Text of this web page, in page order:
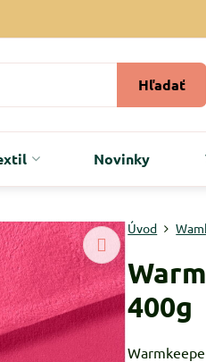
Hľadať
Novinky
Úvod
400g